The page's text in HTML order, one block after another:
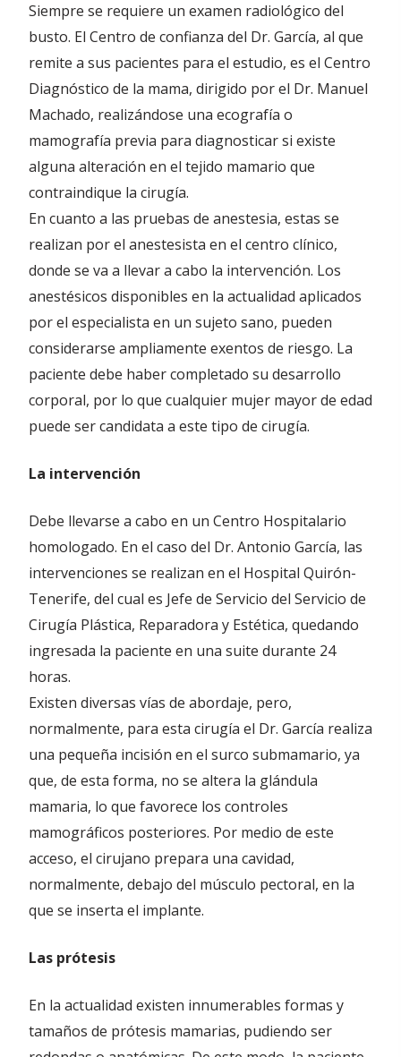
Siempre se requiere un examen radiológico del
busto. El Centro de confianza del Dr. García, al que
remite a sus pacientes para el estudio, es el Centro
Diagnóstico de la mama, dirigido por el Dr. Manuel
Machado, realizándose una ecografía o
mamografía previa para diagnosticar si existe
alguna alteración en el tejido mamario que
contraindique la cirugía.
En cuanto a las pruebas de anestesia, estas se
realizan por el anestesista en el centro clínico,
donde se va a llevar a cabo la intervención. Los
anestésicos disponibles en la actualidad aplicados
por el especialista en un sujeto sano, pueden
considerarse ampliamente exentos de riesgo. La
paciente debe haber completado su desarrollo
corporal, por lo que cualquier mujer mayor de edad
puede ser candidata a este tipo de cirugía.
La intervención
Debe llevarse a cabo en un Centro Hospitalario
homologado. En el caso del Dr. Antonio García, las
intervenciones se realizan en el Hospital Quirón-
Tenerife, del cual es Jefe de Servicio del Servicio de
Cirugía Plástica, Reparadora y Estética, quedando
ingresada la paciente en una suite durante 24
horas.
Existen diversas vías de abordaje, pero,
normalmente, para esta cirugía el Dr. García realiza
una pequeña incisión en el surco submamario, ya
que, de esta forma, no se altera la glándula
mamaria, lo que favorece los controles
mamográficos posteriores. Por medio de este
acceso, el cirujano prepara una cavidad,
normalmente, debajo del músculo pectoral, en la
que se inserta el implante.
Las prótesis
En la actualidad existen innumerables formas y
tamaños de prótesis mamarias, pudiendo ser